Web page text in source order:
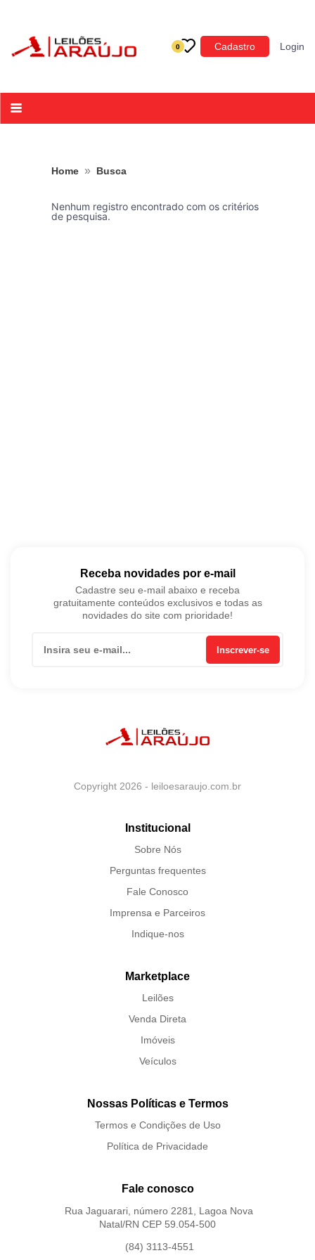
0 Cadastro Login
Categoria
Acessórios para Veículos
Home » Busca
Nenhum registro encontrado com os critérios
de pesquisa.
Receba novidades por e-mail
Cadastre seu e-mail abaixo e receba
gratuitamente conteúdos exclusivos e todas as
novidades do site com prioridade!
Inscrever-se
Copyright 2026 - leiloesaraujo.com.br
Institucional
Sobre Nós
Perguntas frequentes
Fale Conosco
Imprensa e Parceiros
Indique-nos
Marketplace
Leilões
Venda Direta
Imóveis
Veículos
Nossas Políticas e Termos
Termos e Condições de Uso
Política de Privacidade
Fale conosco
Rua Jaguarari, número 2281, Lagoa Nova
Natal/RN CEP 59.054-500
(84) 3113-4551